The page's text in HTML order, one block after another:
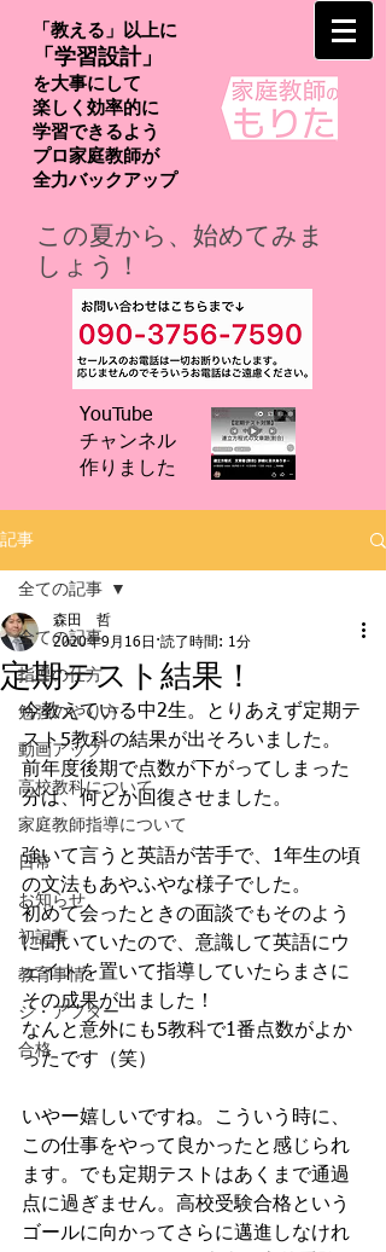
「教える」以上に
「学習設計」
を大事にして
楽しく効率的に
学習できるよう
プロ家庭教師が
​全力バックアップ
この夏から、始めてみま
しょう！
YouTube
チャンネル
​作りました
記事
全ての記事
指導の仕方
勉強のやり方
動画アップ
高校教科について
家庭教師指導について
日常
お知らせ
初記事
教育事情
ジ・アフター
合格
全ての記事
定期テスト結果！
森田 哲
2020年9月16日 読了時間: 1分
今教えている中2生。とりあえず定期テ
スト5教科の結果が出そろいました。
前年度後期で点数が下がってしまった
分は、何とか回復させました。
強いて言うと英語が苦手で、1年生の頃
の文法もあやふやな様子でした。
初めて会ったときの面談でもそのよう
に聞いていたので、意識して英語にウ
ェイトを置いて指導していたらまさに
その成果が出ました！
なんと意外にも5教科で1番点数がよか
ったです（笑）
いやー嬉しいですね。こういう時に、
この仕事をやって良かったと感じられ
ます。でも定期テストはあくまで通過
点に過ぎません。高校受験合格という
ゴールに向かってさらに邁進しなけれ